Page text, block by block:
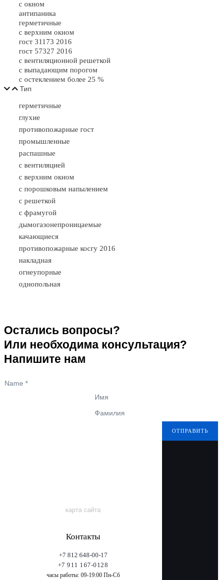
с окном
антипаника
герметичные
с верхним окном
гост 31173 2016
гост 57327 2016
с вентиляционной решеткой
с выпадающим порогом
с остеклением более 25 %
Тип
герметичные
глухие
противопожарные гост
промышленные
распашные
с вентиляцией
с верхним окном
с порошковым напылением
с решеткой
с фрамугой
дымогазонепроницаемые
качающиеся
противопожарные косгу 2016
накладная
огнеупорные
однопольная
Остались вопросы?
Или необходима консультация?
Напишите нам
Name *
Имя
Фамилия
ОТПРАВИТЬ
карта сайта
Контакты
+7 812 648-00-17
+7 911 167-0128
часы работы: 09-19:00 Пн-Сб